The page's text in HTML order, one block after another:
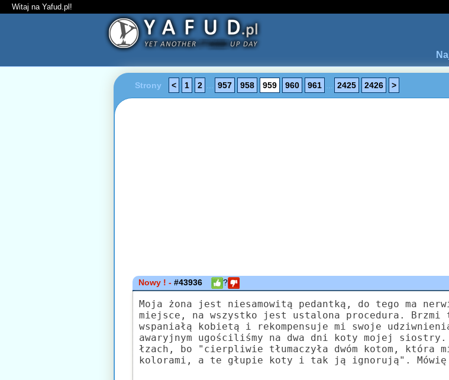
Witaj na Yafud.pl!
Strony < 1 2 957 958 959 960 961 2425 2426 >
Nowy ! -#43936 ?
Moja żona jest niesamowitą pedantką, do tego ma
miejsce, na wszystko jest ustalona procedura.
wspaniałą kobietą i rekompensuje mi swoje
awaryjnym ugościliśmy na dwa dni koty mojej siostry.
łzach, bo "cierpliwie tłumaczyła dwóm kotom, która
kolorami, a te głupie koty i tak ją ignorują". Mówię